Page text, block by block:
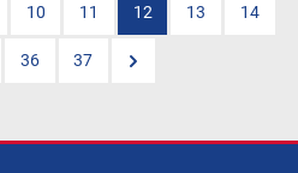
10 11 12 13 14
36 37